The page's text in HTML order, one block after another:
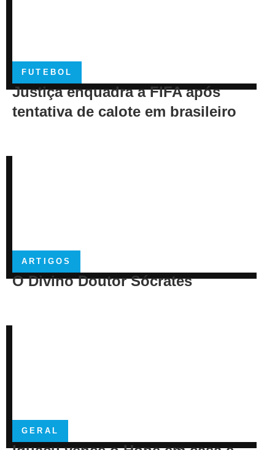
FUTEBOL
Justiça enquadra a FIFA após
tentativa de calote em brasileiro
ARTIGOS
O Divino Doutor Sócrates
GERAL